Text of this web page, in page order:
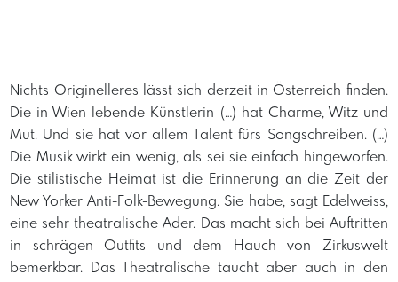
Nichts Originelleres lässt sich derzeit in Österreich finden.
Die in Wien lebende Künstlerin (…) hat Charme, Witz und
Mut. Und sie hat vor allem Talent fürs Songschreiben. (…)
Die Musik wirkt ein wenig, als sei sie einfach hingeworfen.
Die stilistische Heimat ist die Erinnerung an die Zeit der
New Yorker Anti-Folk-Bewegung. Sie habe, sagt Edelweiss,
eine sehr theatralische Ader. Das macht sich bei Auftritten
in schrägen Outfits und dem Hauch von Zirkuswelt
bemerkbar. Das Theatralische taucht aber auch in den